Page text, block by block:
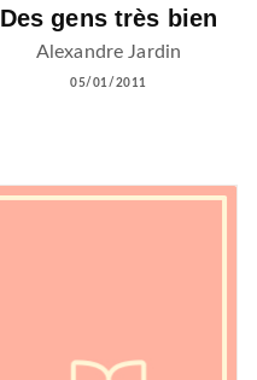
Des gens très bien
Alexandre Jardin
05/01/2011